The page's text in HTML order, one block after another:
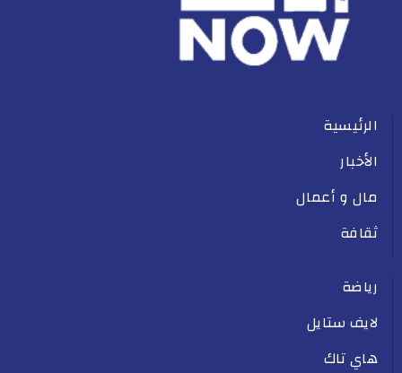
الرئيسية
الأخبار
مال و أعمال
ثقافة
رياضة
لايف ستايل
هاي تاك